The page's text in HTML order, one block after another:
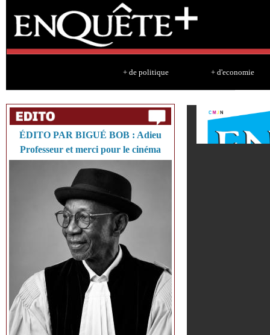
+ de politique + d'economie
ÉDITO PAR BIGUÉ BOB : Adieu
Professeur et merci pour le cinéma